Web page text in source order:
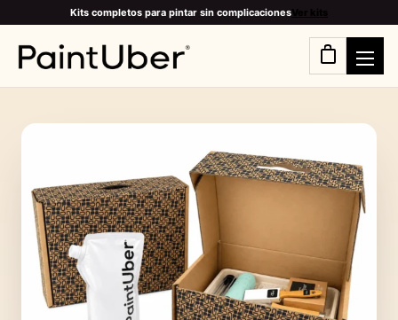
Kits completos para pintar sin complicaciones